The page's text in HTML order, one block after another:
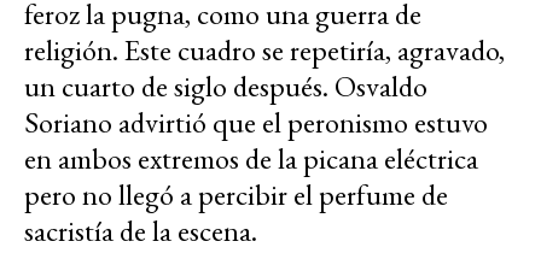
feroz la pugna, como una guerra de
religión. Este cuadro se repetiría, agravado,
un cuarto de siglo después. Osvaldo
Soriano advirtió que el peronismo estuvo
en ambos extremos de la picana eléctrica
pero no llegó a percibir el perfume de
sacristía de la escena.